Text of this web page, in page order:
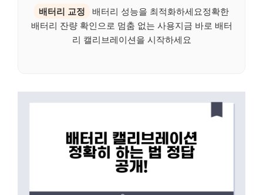
배터리 교정
배터리 성능을 최적화하세요정확한
배터리 잔량 확인으로 멈춤 없는 사용지금 바로 배터
리 캘리브레이션을 시작하세요